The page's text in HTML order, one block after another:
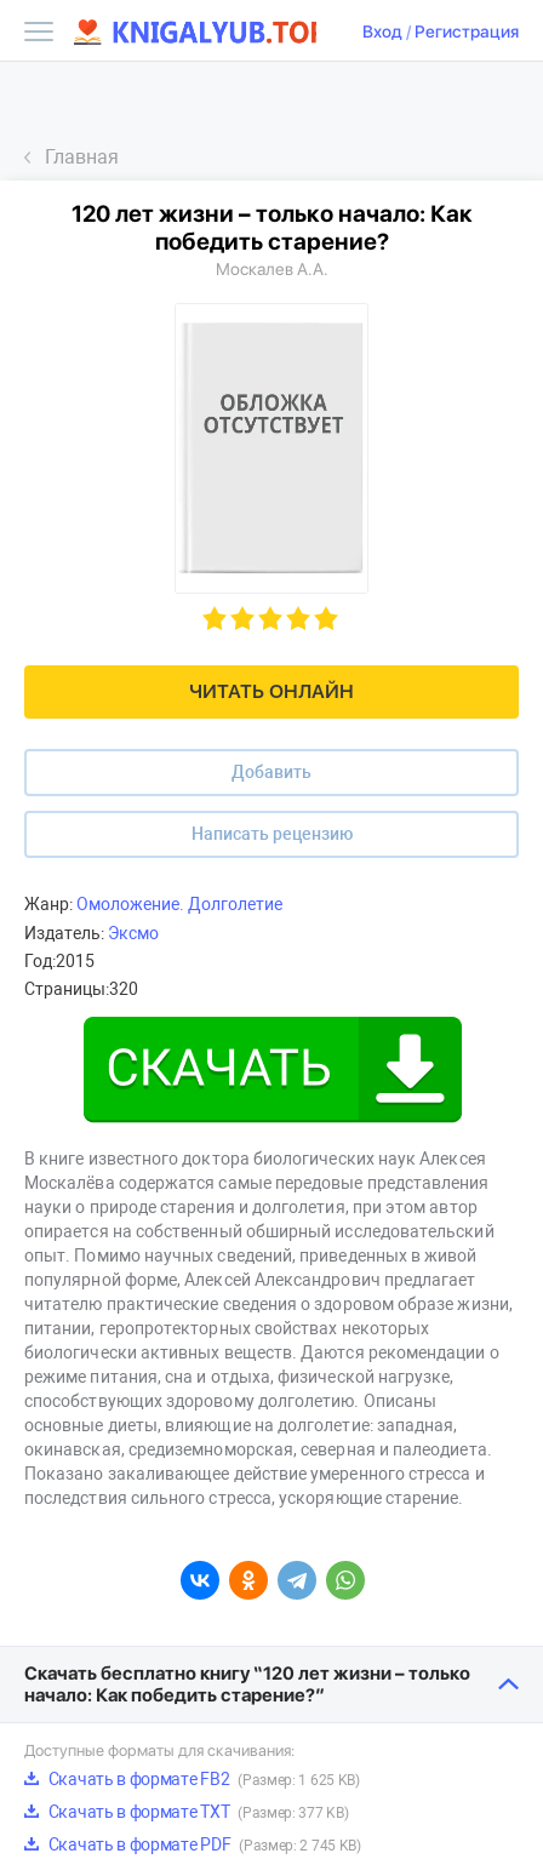
Вход/ Регистрация
Главная
ЧИТАТЬ ОНЛАЙН
Добавить
Написать рецензию
120 лет жизни – только начало: Как
победить старение?
Москалев А.А.
Жанр:Омоложение. Долголетие
Издатель: Эксмо
Год:2015
Страницы:320
В книге известного доктора биологических наук Алексея
Москалёва содержатся самые передовые представления
науки о природе старения и долголетия, при этом автор
опирается на собственный обширный исследовательский
опыт. Помимо научных сведений, приведенных в живой
популярной форме, Алексей Александрович предлагает
читателю практические сведения о здоровом образе жизни,
питании, геропротекторных свойствах некоторых
биологически активных веществ. Даются рекомендации о
режиме питания, сна и отдыха, физической нагрузке,
способствующих здоровому долголетию. Описаны
основные диеты, влияющие на долголетие: западная,
окинавская, средиземноморская, северная и палеодиета.
Показано закаливающее действие умеренного стресса и
последствия сильного стресса, ускоряющие старение.
Скачать бесплатно книгу “120 лет жизни – только
начало: Как победить старение?”
Доступные форматы для скачивания:
Скачать в формате FB2 (Размер: 1 625 KB)
Скачать в формате TXT (Размер: 377 KB)
Скачать в формате PDF (Размер: 2 745 KB)